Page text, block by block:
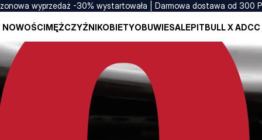
wyprzedaż -30% wystartowała | Darmowa dostawa od 300
NOWOŚCIMĘŻCZYŹNIKOBIETYOBUWIESALEPITBULL X ADCC